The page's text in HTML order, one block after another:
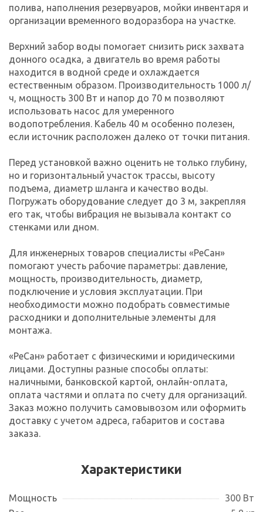
полива, наполнения резервуаров, мойки инвентаря и
организации временного водоразбора на участке.
Верхний забор воды помогает снизить риск захвата
донного осадка, а двигатель во время работы
находится в водной среде и охлаждается
естественным образом. Производительность 1000 л/
ч, мощность 300 Вт и напор до 70 м позволяют
использовать насос для умеренного
водопотребления. Кабель 40 м особенно полезен,
если источник расположен далеко от точки питания.
Перед установкой важно оценить не только глубину,
но и горизонтальный участок трассы, высоту
подъема, диаметр шланга и качество воды.
Погружать оборудование следует до 3 м, закрепляя
его так, чтобы вибрация не вызывала контакт со
стенками или дном.
Для инженерных товаров специалисты «РеСан»
помогают учесть рабочие параметры: давление,
мощность, производительность, диаметр,
подключение и условия эксплуатации. При
необходимости можно подобрать совместимые
расходники и дополнительные элементы для
монтажа.
«РеСан» работает с физическими и юридическими
лицами. Доступны разные способы оплаты:
наличными, банковской картой, онлайн-оплата,
оплата частями и оплата по счету для организаций.
Заказ можно получить самовывозом или оформить
доставку с учетом адреса, габаритов и состава
заказа.
Характеристики
Мощность
300 Вт